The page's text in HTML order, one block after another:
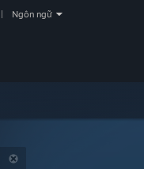
Ngôn ngữ